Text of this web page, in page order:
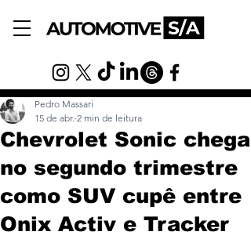
Chevrolet Sonic chega
no segundo trimestre
como SUV cupê entre
Onix Activ e Tracker
Pedro Massari
15 de abr. 2 min de leitura